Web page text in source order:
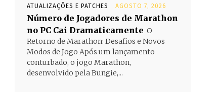
ATUALIZAÇÕES E PATCHES AGOSTO 7, 2026
Número de Jogadores de Marathon
no PC Cai Dramaticamente O
Retorno de Marathon: Desafios e Novos
Modos de Jogo Após um lançamento
conturbado, o jogo Marathon,
desenvolvido pela Bungie,...